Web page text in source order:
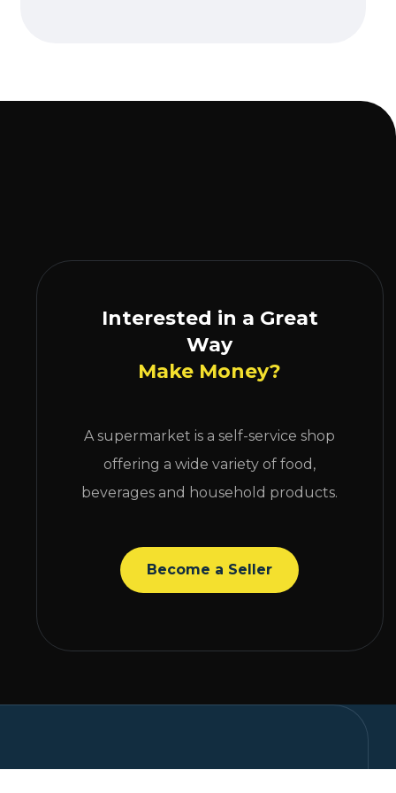
Interested in a Great
Way
Make Money?
A supermarket is a self-service shop
offering a wide variety of food,
beverages and household products.
Become a Seller